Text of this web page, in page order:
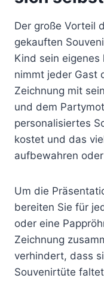
Der große Vorteil
gekauften
Kind sein
nimmt jeder Gast
Zeichnung mit
und dem
personalisiertes
kostet und das
aufbewahren
Um die
bereiten Sie für
oder eine
Zeichnung
verhindert, dass
Souvenirtüte